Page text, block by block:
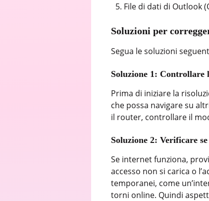
File di dati di Outlook
Soluzioni per
Segua le soluzioni
Soluzione 1: Controllare
Prima di iniziare la
che possa navigare su
il router, controllare il
Soluzione 2: Verificare
Se internet funziona,
accesso non si carica o
temporanei, come
torni online. Quindi